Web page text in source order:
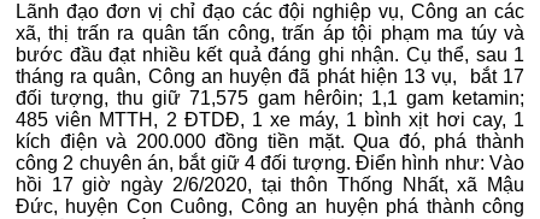
Lãnh đạo đơn vị chỉ đạo các đội nghiệp vụ, Công an các
xã, thị trấn ra quân tấn công, trấn áp tội phạm ma túy và
bước đầu đạt nhiều kết quả đáng ghi nhận. Cụ thể, sau 1
tháng ra quân, Công an huyện đã phát hiện 13 vụ, bắt 17
đối tượng, thu giữ 71,575 gam hêrôin; 1,1 gam ketamin;
485 viên MTTH, 2 ĐTDĐ, 1 xe máy, 1 bình xịt hơi cay, 1
kích điện và 200.000 đồng tiền mặt. Qua đó, phá thành
công 2 chuyên án, bắt giữ 4 đối tượng. Điển hình như: Vào
hồi 17 giờ ngày 2/6/2020, tại thôn Thống Nhất, xã Mậu
Đức, huyện Con Cuông, Công an huyện phá thành công